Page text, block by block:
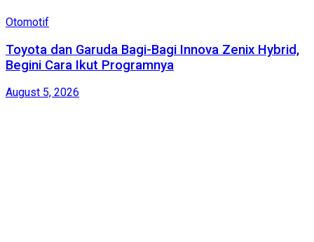
Otomotif
Toyota dan Garuda Bagi-Bagi Innova Zenix Hybrid,
Begini Cara Ikut Programnya
August 5, 2026